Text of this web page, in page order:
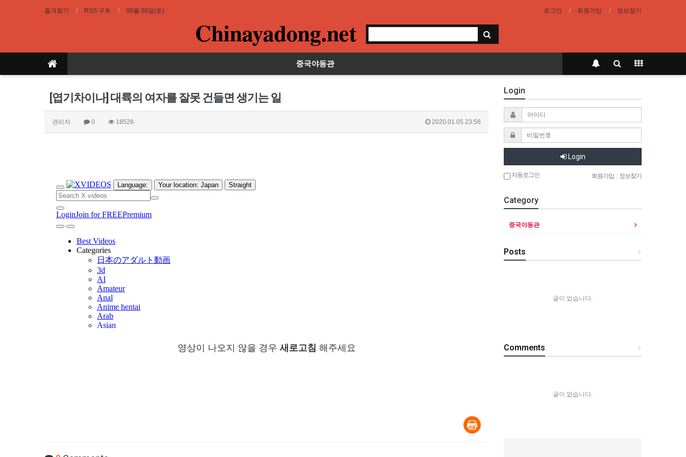
즐겨찾기 RSS 구독 08월 08일(토) 로그인 회원가입 정보찾기
Chinayadong.net
중국야동관
[엽기차이나] 대륙의 여자를 잘못 건들면 생기는 일
관리자 0 18528 2020.01.05 23:56
영상이 나오지 않을 경우 새로고침 해주세요
Login
Login
자동로그인 회원가입 정보찾기
Category
중국야동관
+
Posts
글이 없습니다.
+
Comments
글이 없습니다.